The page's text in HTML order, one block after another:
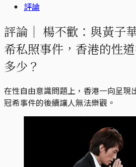
評論
評論｜ 楊不歡：與黃子
希私照事件，香港的性
多少？
在性自由意識問題上，香港一向呈現
冠希事件的後續讓人無法樂觀。